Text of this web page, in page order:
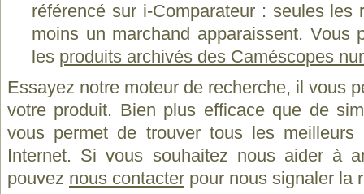
référencé sur i-Comparateur : seules les
moins un marchand apparaissent. Vous
les produits archivés des Caméscopes
Essayez notre moteur de recherche, il vous
votre produit. Bien plus efficace que de
vous permet de trouver tous les
Internet. Si vous souhaitez nous aider à
pouvez nous contacter pour nous signaler la